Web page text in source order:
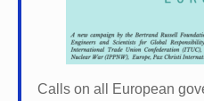
Calls on all European